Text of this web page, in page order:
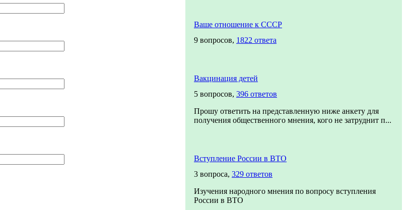
Ваше отношение к СССР
9 вопросов, 1822 ответа
Вакцинация детей
5 вопросов, 396 ответов
Прошу ответить на представленную ниже анкету для
получения общественного мнения, кого не затруднит п...
Вступление России в ВТО
3 вопроса, 329 ответов
Изучения народного мнения по вопросу вступления
России в ВТО